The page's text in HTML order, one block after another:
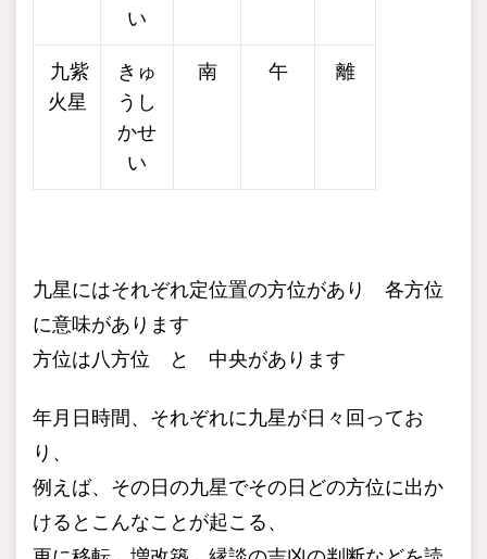
い
九紫
火星
きゅ
うし
かせ
い
南 午 離
九星にはそれぞれ定位置の方位があり 各方位
に意味があります
方位は八方位 と 中央があります
年月日時間、それぞれに九星が日々回ってお
り、
例えば、その日の九星でその日どの方位に出か
けるとこんなことが起こる、